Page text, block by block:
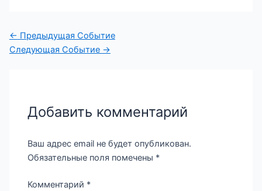
← Предыдущая Событие
Следующая Событие →
Добавить комментарий
Ваш адрес email не будет опубликован.
Обязательные поля помечены *
Комментарий *